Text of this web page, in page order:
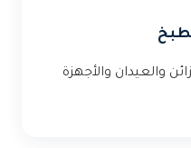
والعيدان والأجهزة